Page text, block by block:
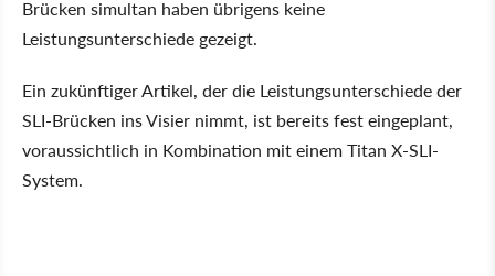
Brücken simultan haben übrigens keine
Leistungsunterschiede gezeigt.
Ein zukünftiger Artikel, der die Leistungsunterschiede der
SLI-Brücken ins Visier nimmt, ist bereits fest eingeplant,
voraussichtlich in Kombination mit einem Titan X-SLI-
System.